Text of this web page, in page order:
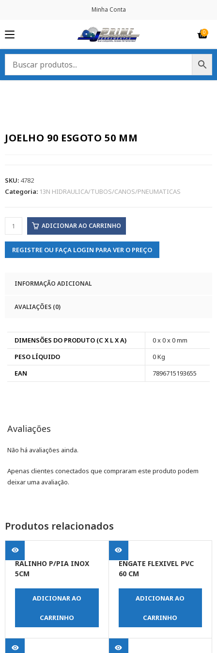
Minha Conta
JOELHO 90 ESGOTO 50 MM
SKU: 4782
Categoria: 13N HIDRAULICA/TUBOS/CANOS/PNEUMATICAS
ADICIONAR AO CARRINHO
REGISTRE OU FAÇA LOGIN PARA VER O PREÇO
INFORMAÇÃO ADICIONAL
AVALIAÇÕES (0)
DIMENSÕES DO PRODUTO (C X L X A)
0 x 0 x 0 mm
PESO LÍQUIDO
0 Kg
EAN
7896715193655
Avaliações
Não há avaliações ainda.
Apenas clientes conectados que compraram este produto podem
deixar uma avaliação.
Produtos relacionados
RALINHO P/PIA INOX
5CM
ADICIONAR AO
CARRINHO
ENGATE FLEXIVEL PVC
60 CM
ADICIONAR AO
CARRINHO